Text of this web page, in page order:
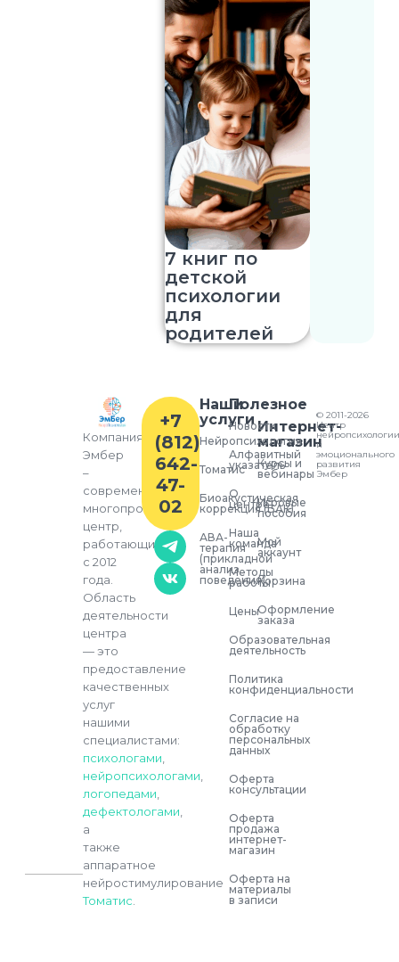
7 книг по
детской
психологии
для
родителей
Компания
Эмбер
–
современный
многопрофильный
центр,
работающий
с 2012
года.
Область
деятельности
центра
— это
предоставление
качественных
услуг
нашими
специалистами:
психологами
нейропсихологами
логопедами
дефектологами
а
также
аппаратное
нейростимулирование
Томатис
Наши
услуги
Нейропсихология
Томатис
Биоакустическая
коррекция (БАК)
АВА-
терапия
(прикладной
анализ
поведения)
Интернет-
магазин
Курсы и
вебинары
Игровые
пособия
Мой
аккаунт
Корзина
Оформление
заказа
Полезное
Новости
Алфавитный
указатель
О
центре
Наша
команда
Методы
работы
Цены
Образовательная
деятельность
Политика
конфиденциальности
Согласие на
обработку
персональных
данных
Оферта
консультации
Оферта
продажа
интернет-
магазин
Оферта на
материалы
в записи
+7
(812)
642-
47-
02
© 2011-2026
Центр
нейропсихологии
и
эмоционального
развития
Эмбер